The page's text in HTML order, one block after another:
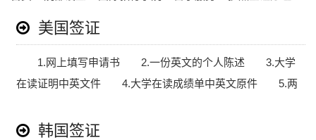
美国签证
1.网上填写申请书 2.一份英文的个人陈述 3.大学
在读证明中英文件 4.大学在读成绩单中英文原件 5.两
白.....韩国签证